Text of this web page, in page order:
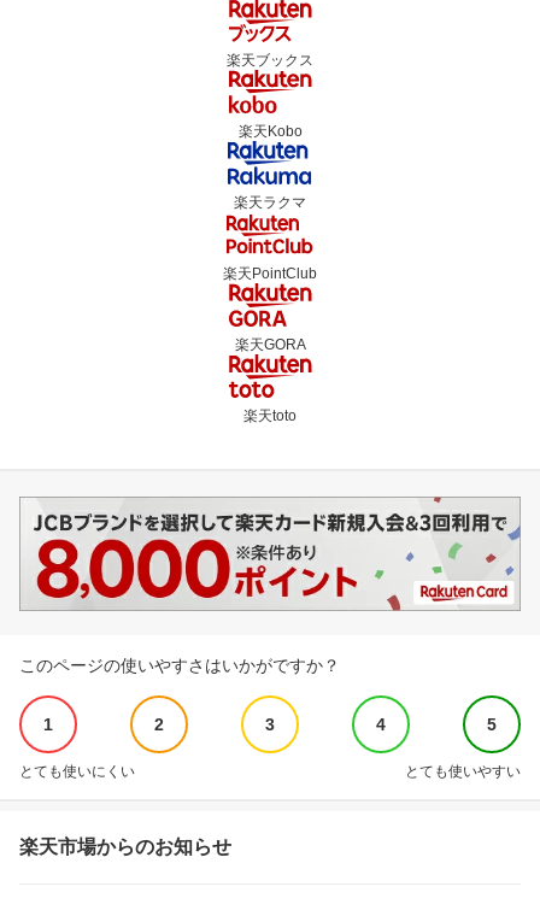
楽天ブックス
楽天Kobo
楽天ラクマ
楽天PointClub
楽天GORA
楽天toto
このページの使いやすさはいかがですか？
1 2 3 4 5
とても使いにくい とても使いやすい
楽天市場からのお知らせ